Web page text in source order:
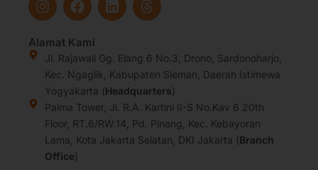
n
t
a
g
r
a
m
a
e
b
o
o
k
i
e
d
i
n
h
a
d
s
Alamat Kami
Jl. Rajawali Gg. Elang 6 No.3, Drono, Sardonoharjo,
Kec. Ngaglik, Kabupaten Sleman, Daerah Istimewa
Yogyakarta (Headquarters)
Palma Tower, Jl. R.A. Kartini II-S No.Kav 6 20th
Floor, RT.6/RW.14, Pd. Pinang, Kec. Kebayoran
Lama, Kota Jakarta Selatan, DKI Jakarta (Branch
Office)